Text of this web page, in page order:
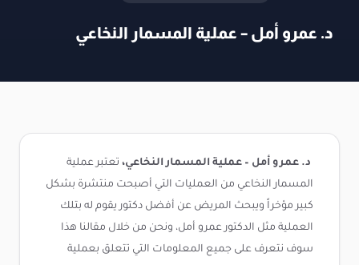
د. عمرو أمل – عملية المسمار النخاعي
د. عمرو أمل – عملية المسمار النخاعي، تعتبر عملية
المسمار النخاعي من العمليات التي أصبحت منتشرة بشكل
كبير مؤخراً ويبحث المريض عن أفضل دكتور يقوم له بتلك
العملية مثل الدكتور عمرو أمل، ونحن من خلال مقالنا هذا
سوف نتعرف على جميع المعلومات التي تتعلق بعملية